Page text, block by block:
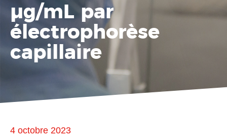
µg/mL par
électrophorèse
capillaire
4 octobre 2023